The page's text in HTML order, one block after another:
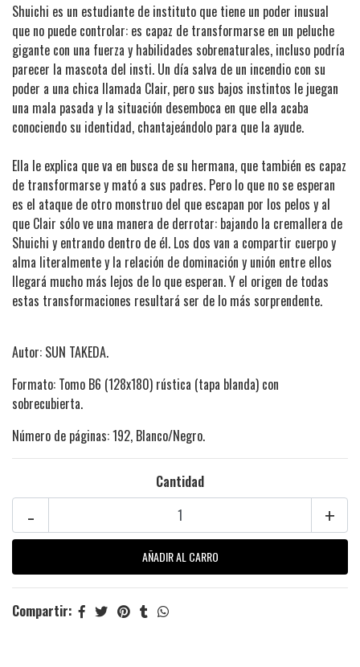
Shuichi es un estudiante de instituto que tiene un poder inusual
que no puede controlar: es capaz de transformarse en un peluche
gigante con una fuerza y habilidades sobrenaturales, incluso podría
parecer la mascota del insti. Un día salva de un incendio con su
poder a una chica llamada Clair, pero sus bajos instintos le juegan
una mala pasada y la situación desemboca en que ella acaba
conociendo su identidad, chantajeándolo para que la ayude.
Ella le explica que va en busca de su hermana, que también es capaz
de transformarse y mató a sus padres. Pero lo que no se esperan
es el ataque de otro monstruo del que escapan por los pelos y al
que Clair sólo ve una manera de derrotar: bajando la cremallera de
Shuichi y entrando dentro de él. Los dos van a compartir cuerpo y
alma literalmente y la relación de dominación y unión entre ellos
llegará mucho más lejos de lo que esperan. Y el origen de todas
estas transformaciones resultará ser de lo más sorprendente.
Autor: SUN TAKEDA.
Formato: Tomo B6 (128x180) rústica (tapa blanda) con
sobrecubierta.
Número de páginas: 192, Blanco/Negro.
Cantidad
+
-
Compartir: